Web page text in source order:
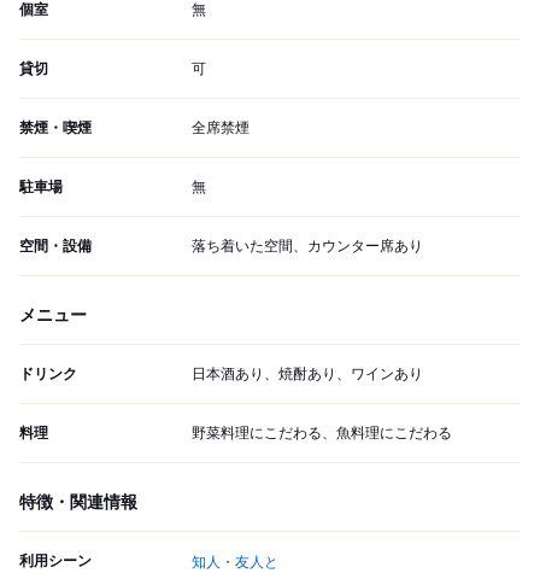
個室 無
貸切 可
禁煙・喫煙 全席禁煙
駐車場 無
空間・設備 落ち着いた空間、カウンター席あり
メニュー
ドリンク 日本酒あり、焼酎あり、ワインあり
料理 野菜料理にこだわる、魚料理にこだわる
特徴・関連情報
利用シーン 知人・友人と